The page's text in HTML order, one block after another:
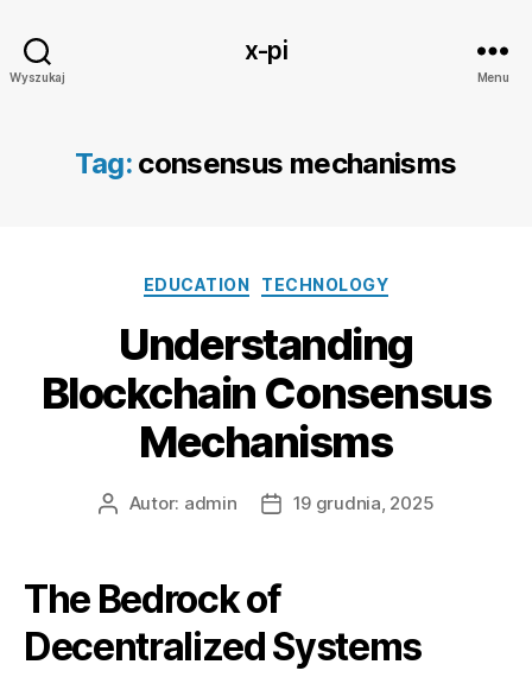
Wyszukaj
x-pi
Menu
Tag: consensus mechanisms
Kategorie
EDUCATION TECHNOLOGY
Understanding
Blockchain Consensus
Mechanisms
AutorAutor: admin
Data19 grudnia, 2025
The Bedrock of
Decentralized Systems